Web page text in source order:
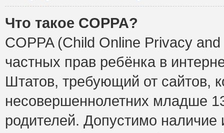
Что такое COPPA?
COPPA (Child Online Privacy
частных прав ребёнка в
Штатов, требующий от сайтов,
несовершеннолетних младше
родителей. Допустимо наличие